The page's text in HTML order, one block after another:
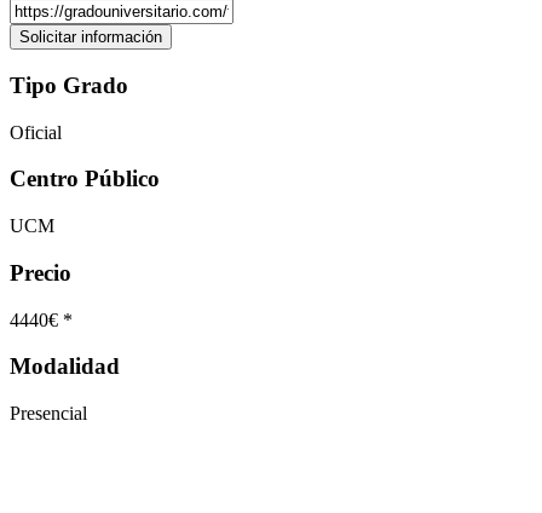
Tipo Grado
Oficial
Centro Público
UCM
Precio
4440€ *
Modalidad
Presencial